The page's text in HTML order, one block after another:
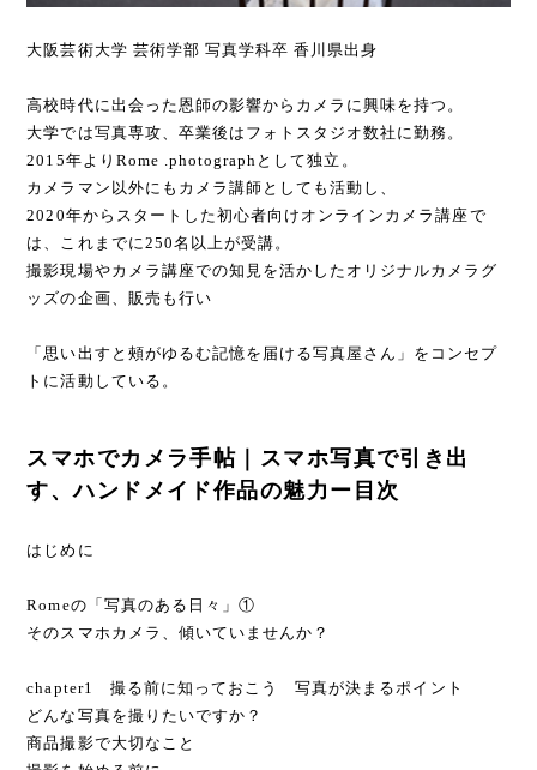
大阪芸術大学 芸術学部 写真学科卒 香川県出身
高校時代に出会った恩師の影響からカメラに興味を持つ。
大学では写真専攻、卒業後はフォトスタジオ数社に勤務。
2015年よりRome .photographとして独立。
カメラマン以外にもカメラ講師としても活動し、
2020年からスタートした初心者向けオンラインカメラ講座で
は、これまでに250名以上が受講。
撮影現場やカメラ講座での知見を活かしたオリジナルカメラグ
ッズの企画、販売も行い
「思い出すと頰がゆるむ記憶を届ける写真屋さん」をコンセプ
トに活動している。
スマホでカメラ手帖｜スマホ写真で引き出
す、ハンドメイド作品の魅力ー目次
はじめに
Romeの「写真のある日々」①
そのスマホカメラ、傾いていませんか？
chapter1 撮る前に知っておこう 写真が決まるポイント
どんな写真を撮りたいですか？
商品撮影で大切なこと